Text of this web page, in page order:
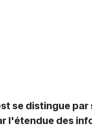
se distingue par
l'étendue des